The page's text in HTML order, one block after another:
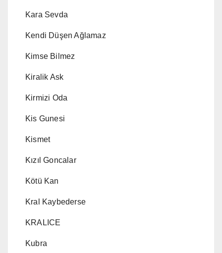
Kara Sevda
Kendi Düşen Ağlamaz
Kimse Bilmez
Kiralik Ask
Kirmizi Oda
Kis Gunesi
Kismet
Kızıl Goncalar
Kötü Kan
Kral Kaybederse
KRALICE
Kubra